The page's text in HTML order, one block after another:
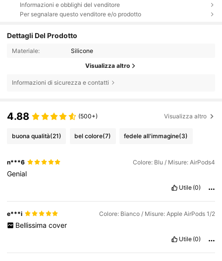
Informazioni e obblighi del venditore
Per segnalare questo venditore e/o prodotto
Dettagli Del Prodotto
Materiale: Silicone
Visualizza altro
Informazioni di sicurezza e contatti
4.88 (500+) Visualizza altro
buona qualità(21) bel colore(7) fedele all'immagine(3)
n***6 Colore: Blu / Misure: AirPods4
Genial
Utile (0)
e***i Colore: Bianco / Misure: Apple AirPods 1/2
Bellissima cover
Utile (0)